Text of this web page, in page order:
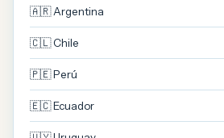
🇦🇷 Argentina
🇨🇱 Chile
🇵🇪 Perú
🇪🇨 Ecuador